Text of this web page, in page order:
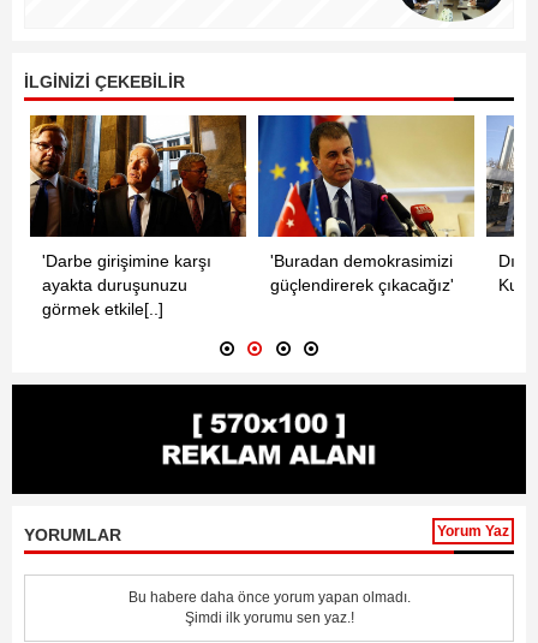
İLGİNİZİ ÇEKEBİLİR
'Darbe girişimine karşı
ayakta duruşunuzu
görmek etkile[..]
'Buradan demokrasimizi
güçlendirerek çıkacağız'
YORUMLAR Yorum Yaz
Bu habere daha önce yorum yapan olmadı.
Şimdi ilk yorumu sen yaz.!